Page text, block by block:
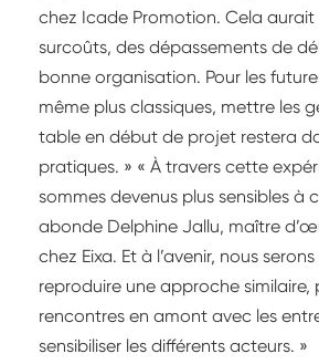
chez Icade Promotion. Cela aurait
surcoûts, des dépassements de
bonne organisation. Pour les
même plus classiques, mettre les
table en début de projet restera
pratiques. » « À travers cette
sommes devenus plus sensibles à
abonde Delphine Jallu, maître
chez Eixa. Et à l’avenir, nous
reproduire une approche similaire,
rencontres en amont avec les
sensibiliser les différents acteurs. »